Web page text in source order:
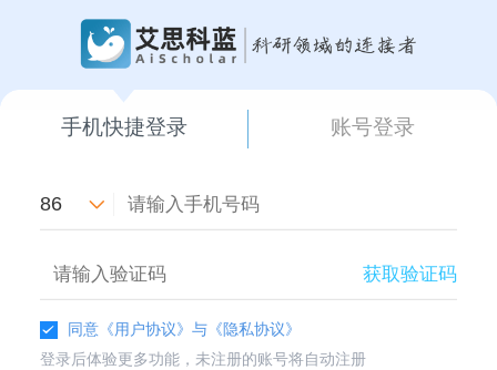
手机快捷登录 账号登录
86
获取验证码
同意 《用户协议》与 《隐私协议》
登录后体验更多功能，未注册的账号将自动注册